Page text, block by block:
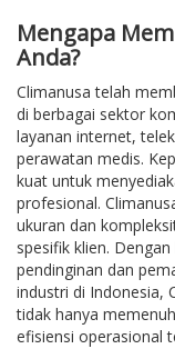
Mengapa
Anda?
Climanusa telah
di berbagai sektor
layanan internet,
perawatan medis.
kuat untuk
profesional.
ukuran dan
spesifik klien.
pendinginan dan
industri di Indonesia,
tidak hanya
efisiensi operasional